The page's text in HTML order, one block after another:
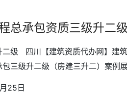
总承包资质三级升二
级 四川【建筑资质代办网】建
三级升二级（房建三升二）案例
25日